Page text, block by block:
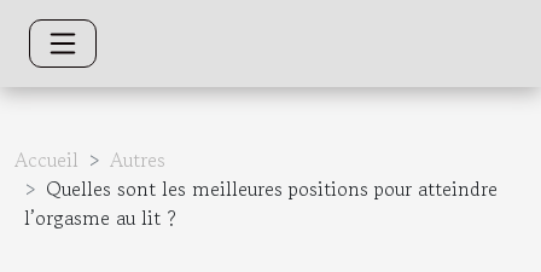
Accueil
Autres
Quelles sont les meilleures positions pour atteindre
l’orgasme au lit ?